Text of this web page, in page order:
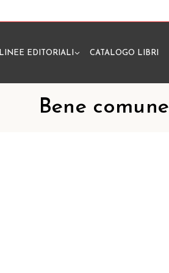
LINEE EDITORIALI CATALOGO LIBRI
Bene comune